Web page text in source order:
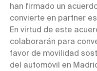
han firmado un
convierte en partner
En virtud de este
colaborarán para
favor de movilidad
del automóvil en